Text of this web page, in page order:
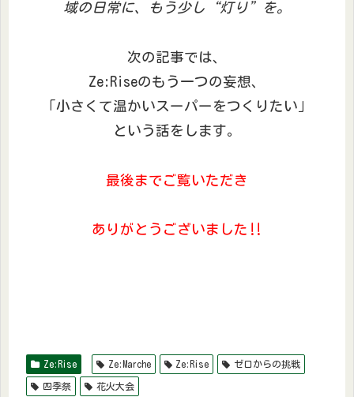
域の日常に、もう少し“灯り”を。
次の記事では、
Ze:Riseのもう一つの妄想、
「小さくて温かいスーパーをつくりたい」
という話をします。
最後までご覧いただき
ありがとうございました‼︎
Ze:Rise Ze:Marche Ze:Rise ゼロからの挑戦
四季祭 花火大会